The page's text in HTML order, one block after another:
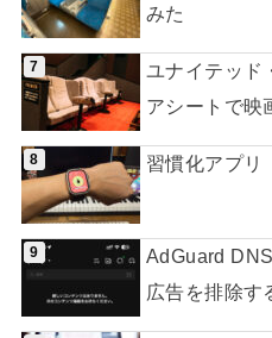
みた
ユナイテッド
アシートで映
習慣化アプリ
AdGuard
広告を排除す